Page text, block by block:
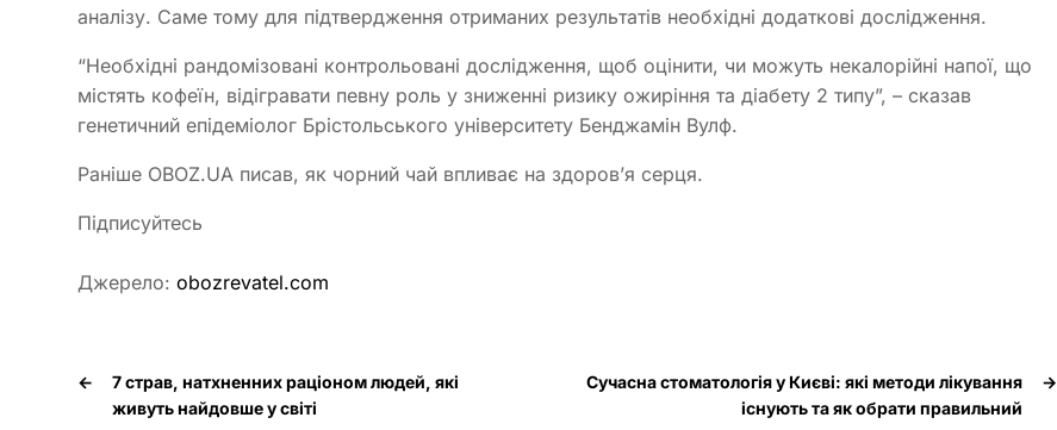
аналізу. Саме тому для підтвердження отриманих результатів необхідні додаткові дослідження.
“Необхідні рандомізовані контрольовані дослідження, щоб оцінити, чи можуть некалорійні напої, що
містять кофеїн, відігравати певну роль у зниженні ризику ожиріння та діабету 2 типу”, – сказав
генетичний епідеміолог Брістольського університету Бенджамін Вулф.
Раніше OBOZ.UA писав, як чорний чай впливає на здоров’я серця.
Підписуйтесь
Джерело: obozrevatel.com
←
7 страв, натхненних раціоном людей, які
живуть найдовше у світі
→
Сучасна стоматологія у Києві: які методи лікування
існують та як обрати правильний